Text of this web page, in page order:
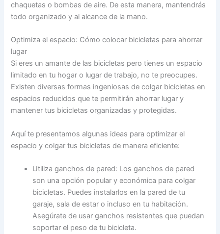
chaquetas o bombas de aire. De esta manera, mantendrás
todo organizado y al alcance de la mano.
Optimiza el espacio: Cómo colocar bicicletas para ahorrar
lugar
Si eres un amante de las bicicletas pero tienes un espacio
limitado en tu hogar o lugar de trabajo, no te preocupes.
Existen diversas formas ingeniosas de colgar bicicletas en
espacios reducidos que te permitirán ahorrar lugar y
mantener tus bicicletas organizadas y protegidas.
Aquí te presentamos algunas ideas para optimizar el
espacio y colgar tus bicicletas de manera eficiente:
Utiliza ganchos de pared: Los ganchos de pared
son una opción popular y económica para colgar
bicicletas. Puedes instalarlos en la pared de tu
garaje, sala de estar o incluso en tu habitación.
Asegúrate de usar ganchos resistentes que puedan
soportar el peso de tu bicicleta.